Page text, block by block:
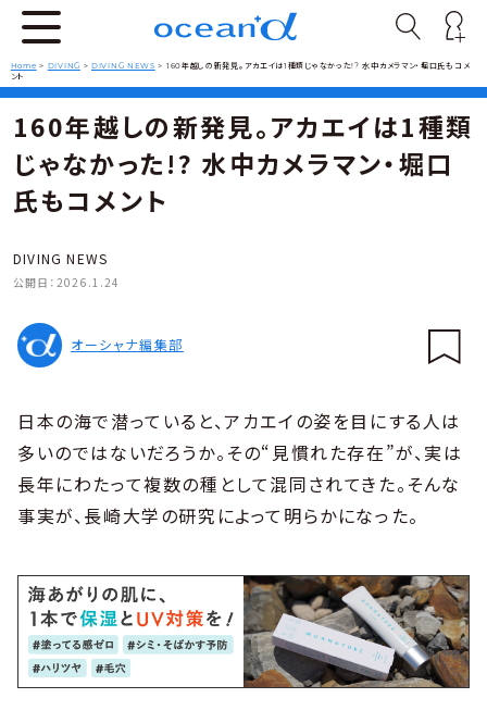
Home > DIVING >DIVING NEWS > 160年越しの新発見。アカエイは1種類じゃなかった!? 水中カメラマン・堀口氏もコメ
ント
160年越しの新発見。アカエイは1種類
じゃなかった!? 水中カメラマン・堀口
氏もコメント
DIVING NEWS
公開日： 2026.1.24
オーシャナ編集部
日本の海で潜っていると、アカエイの姿を目にする人は
多いのではないだろうか。その“見慣れた存在”が、実は
長年にわたって複数の種として混同されてきた。そんな
事実が、長崎大学の研究によって明らかになった。